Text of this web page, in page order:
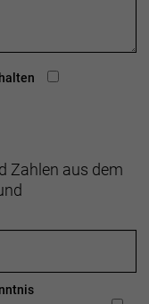
Zahlen aus dem